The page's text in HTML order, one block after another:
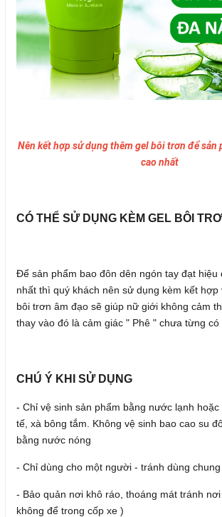
Nên kết hợp sử dụng thêm gel bôi trơn để sản
cao nhất
CÓ THỂ SỬ DỤNG KÈM GEL BÔI
Để sản phẩm bao đôn dên ngón tay đạt hiệu
nhất thì quý khách nên sử dụng kèm kết hợp
bôi trơn âm đạo sẽ giúp nữ giới không cảm
thay vào đó là cảm giác " Phê " chưa từng có
CHÚ Ý KHI SỬ DỤNG
- Chỉ vệ sinh sản phẩm bằng nước lạnh
tế, xà bông tắm. Không vệ sinh bao cao su
bằng nước nóng
- Chỉ dùng cho một người - tránh dùng chung
- Bảo quản nơi khô ráo, thoáng mát tránh
không để trong cốp xe )